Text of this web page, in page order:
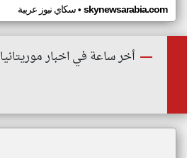
سكاي نيوز عربية• skynewsarabia.com
أخر ساعة في اخبار موريتانيا